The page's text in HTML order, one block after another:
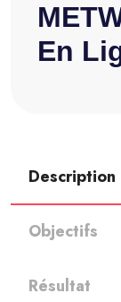
En
Description
Objectifs
Résultat